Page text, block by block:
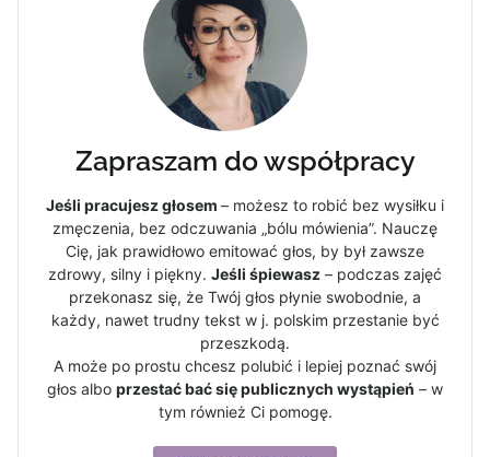
Zapraszam do współpracy
Jeśli pracujesz głosem – możesz to robić bez wysiłku i
zmęczenia, bez odczuwania „bólu mówienia”. Nauczę
Cię, jak prawidłowo emitować głos, by był zawsze
zdrowy, silny i piękny. Jeśli śpiewasz – podczas zajęć
przekonasz się, że Twój głos płynie swobodnie, a
każdy, nawet trudny tekst w j. polskim przestanie być
przeszkodą.
A może po prostu chcesz polubić i lepiej poznać swój
głos albo przestać bać się publicznych wystąpień – w
tym również Ci pomogę.